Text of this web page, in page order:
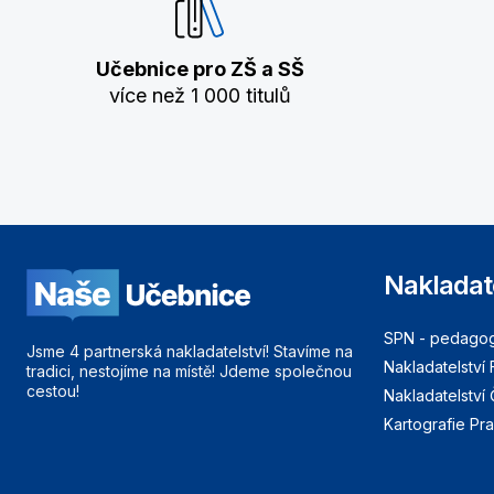
Učebnice pro ZŠ a SŠ
více než 1 000 titulů
Jsme 4 partnerská nakladatelství! Stavíme na
tradici, nestojíme na místě! Jdeme společnou
cestou!
SPN -
Nakladatelství
Nakladatelství
Kartografie